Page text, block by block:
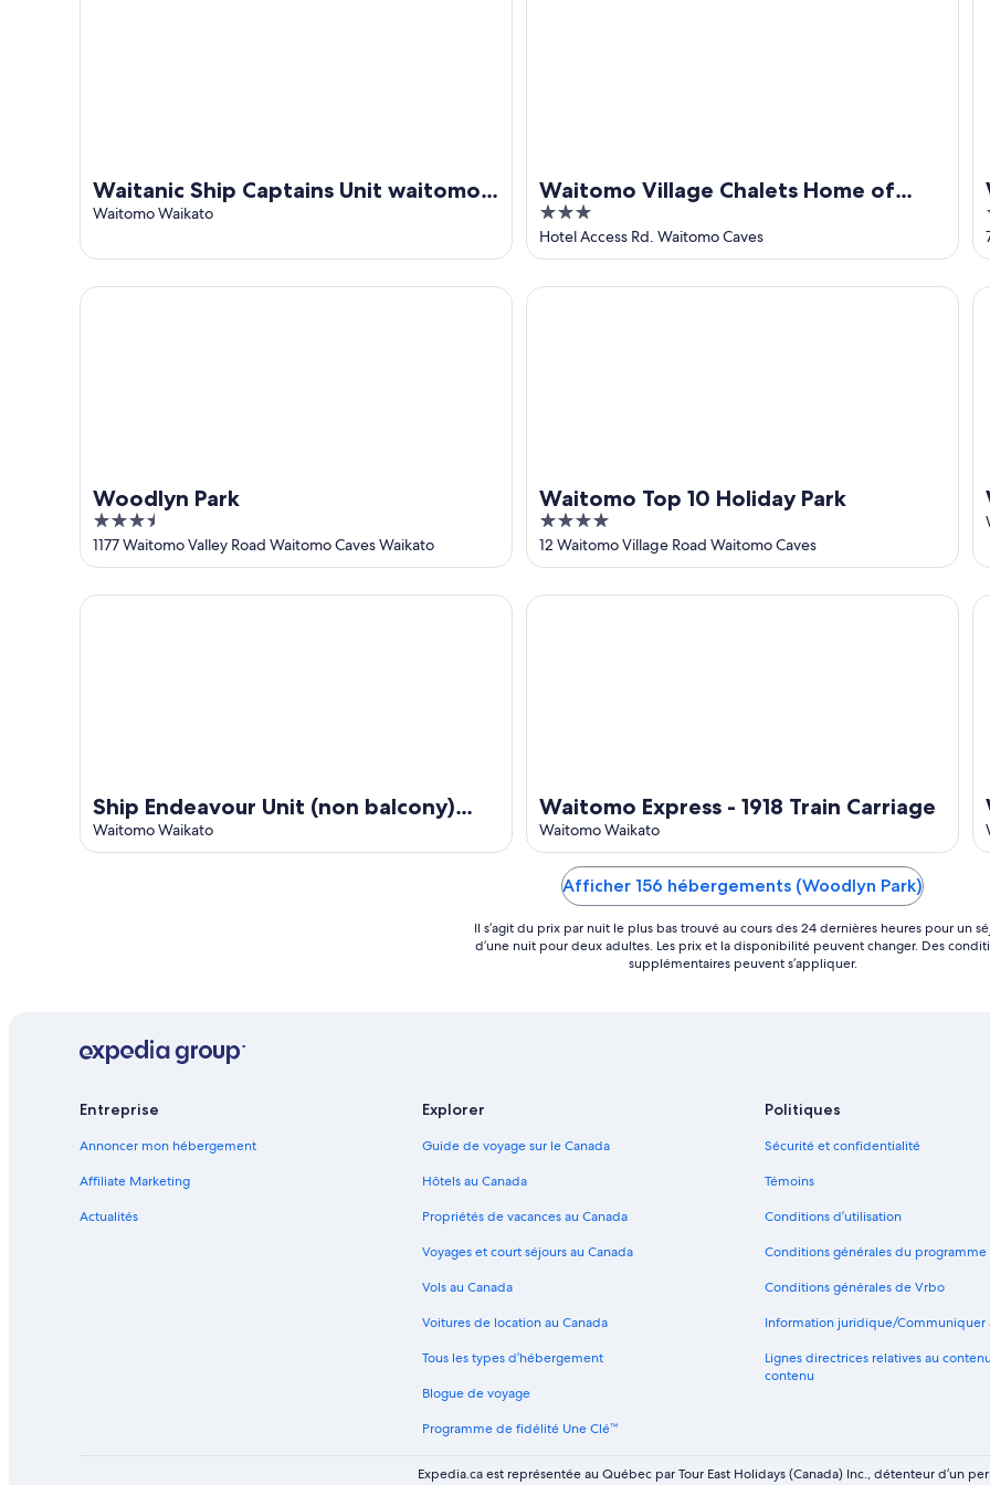
Waitanic Ship Captains Unit waitomo
woodlyn park
Waitomo Waikato
Waitomo Village Chalets Home of
Kiwipaka
3
out
of
5
Hotel Access Rd. Waitomo Caves
Woodlyn Park
3.5
out
of
5
1177 Waitomo Valley Road Waitomo Caves Waikato
Woodlyn Park
Waitomo Top 10 Holiday Park
4
out
of
5
12 Waitomo Village Road Waitomo Caves
Waitomo Top 10 Holiday Park
Ship Endeavour Unit (non balcony)
Waitomo Woodlyn Park
Waitomo Waikato
Ship Endeavour Unit (non balcony) Waitomo Woodlyn Park
Waitomo Express - 1918 Train Carriage
Waitomo Waikato
Waitomo Express - 1918 Train Carriage
Afficher 156 hébergements (Woodlyn Park)
Il s’agit du prix par nuit le plus bas trouvé au cours des 24 dernières heures pour un
d’une nuit pour deux adultes. Les prix et la disponibilité peuvent changer. Des
supplémentaires peuvent s’appliquer.
Entreprise
Annoncer mon hébergement
Affiliate Marketing
Actualités
Explorer
Guide de voyage sur le Canada
Hôtels au Canada
Propriétés de vacances au Canada
Voyages et court séjours au Canada
Vols au Canada
Voitures de location au Canada
Tous les types d’hébergement
Blogue de voyage
Programme de fidélité Une Clé™
Politiques
Sécurité et confidentialité
Témoins
Conditions d’utilisation
Conditions générales du programme
Conditions générales de Vrbo
Information juridique/Communiquer
Lignes directrices relatives au
contenu
Expedia.ca est représentée au Québec par Tour East Holidays (Canada) Inc., détenteur d’un